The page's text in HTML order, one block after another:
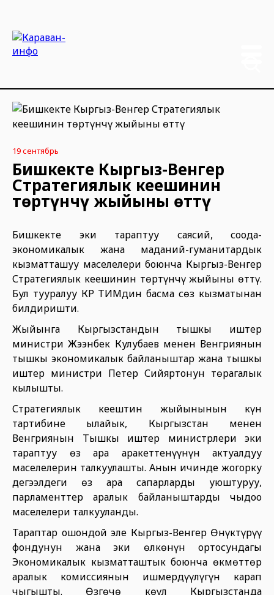
19 сентябрь
Бишкекте Кыргыз-Венгер
Стратегиялык кеңешинин
төртүнчү жыйыны өттү
Бишкекте эки тараптуу саясий, соода-
экономикалык жана маданий-гуманитардык
кызматташуу маселелери боюнча Кыргыз-Венгер
Стратегиялык кеңешинин төртүнчү жыйыны өттү.
Бул тууралуу КР ТИМдин басма сөз кызматынан
билдиришти.
Жыйынга Кыргызстандын тышкы иштер
министри Жээнбек Кулубаев менен Венгриянын
тышкы экономикалык байланыштар жана тышкы
иштер министри Петер Сийяртонун төрагалык
кылышты.
Стратегиялык кеңештин жыйынынын күн
тартибине ылайык, Кыргызстан менен
Венгриянын Тышкы иштер министрлери эки
тараптуу өз ара аракеттенүүнүн актуалдуу
маселелерин талкуулашты. Анын ичинде жогорку
деңгээлдеги өз ара сапарларды уюштуруу,
парламенттер аралык байланыштарды чыңдоо
маселелери талкууланды.
Тараптар ошондой эле Кыргыз-Венгер Өнүктүрүү
фондунун жана эки өлкөнүн ортосундагы
Экономикалык кызматташтык боюнча өкмөттөр
аралык комиссиянын ишмердүүлүгүн карап
чыгышты. Өзгөчө көңүл Кыргызстанда